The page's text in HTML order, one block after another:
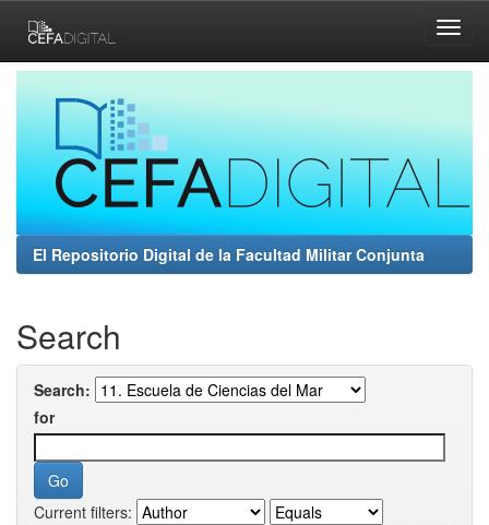
navigation
El Repositorio Digital de la Facultad Militar Conjunta
Search
Search:
for
Current filters: